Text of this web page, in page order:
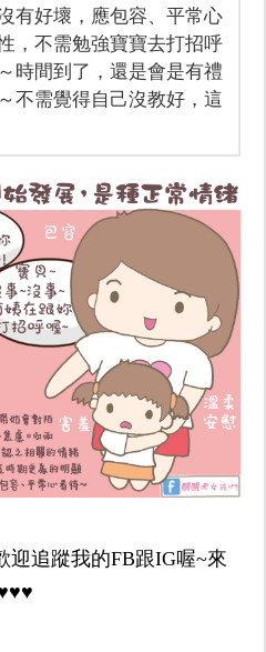
有好壞，應包容、平常心
，不需勉強寶寶去打招呼
時間到了，還是會是有禮
不需覺得自己沒教好，這
迎追蹤我的FB跟IG喔~來